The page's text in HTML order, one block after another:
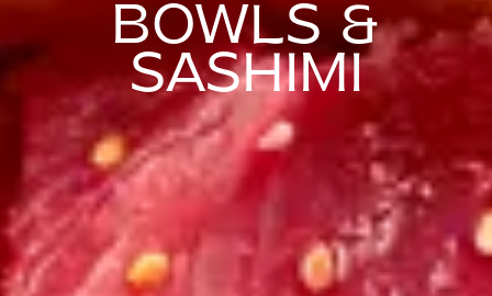
BOWLS &
SASHIMI